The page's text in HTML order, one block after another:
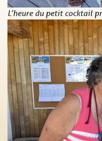
L’heure du petit cocktail